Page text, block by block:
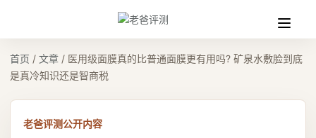
收
缩
首页 / 文章 / 医用级面膜真的比普通面膜更有用吗? 矿泉水敷脸到底
是真冷知识还是智商税
老爸评测公开内容